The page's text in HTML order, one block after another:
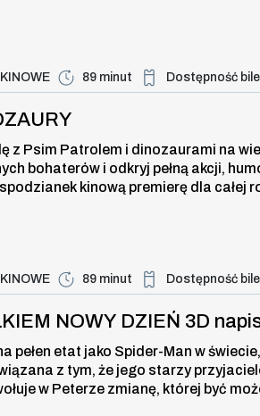
89 minut Dostępność
Duża dostępność
, 9 sierpnia
z Psim Patrolem i dinozaurami na
bohaterów i odkryj pełną akcji,
kinową premierę dla całej
89 minut Dostępność
Duża dostępność
NOWY DZIEŃ
NOWY DZIEŃ 3D
pełen etat jako Spider-Man w
z tym, że jego starzy
w Peterze zmianę, której być
ta przemiana może być również